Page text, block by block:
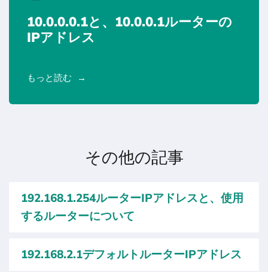
10.0.0.0.1と、10.0.0.1ルーターの
IPアドレス
もっと読む
その他の記事
192.168.1.254ルーターIPアドレスと、使用
するルーターについて
192.168.2.1デフォルトルーターIPアドレス